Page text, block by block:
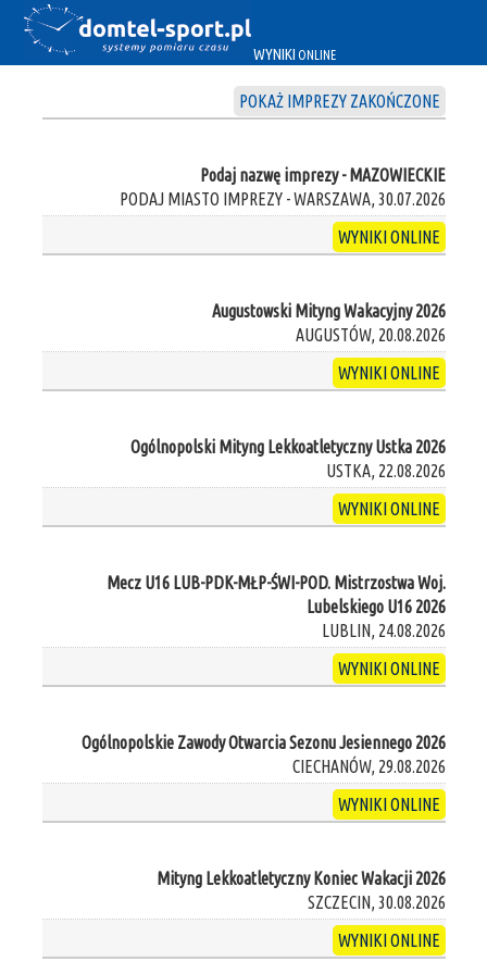
WYNIKI ONLINE
POKAŻ IMPREZY ZAKOŃCZONE
Podaj nazwę imprezy - MAZOWIECKIE
PODAJ MIASTO IMPREZY - WARSZAWA, 30.07.2026
WYNIKI ONLINE
Augustowski Mityng Wakacyjny 2026
AUGUSTÓW, 20.08.2026
WYNIKI ONLINE
Ogólnopolski Mityng Lekkoatletyczny Ustka 2026
USTKA, 22.08.2026
WYNIKI ONLINE
Mecz U16 LUB-PDK-MŁP-ŚWI-POD. Mistrzostwa Woj.
Lubelskiego U16 2026
LUBLIN, 24.08.2026
WYNIKI ONLINE
Ogólnopolskie Zawody Otwarcia Sezonu Jesiennego 2026
CIECHANÓW, 29.08.2026
WYNIKI ONLINE
Mityng Lekkoatletyczny Koniec Wakacji 2026
SZCZECIN, 30.08.2026
WYNIKI ONLINE